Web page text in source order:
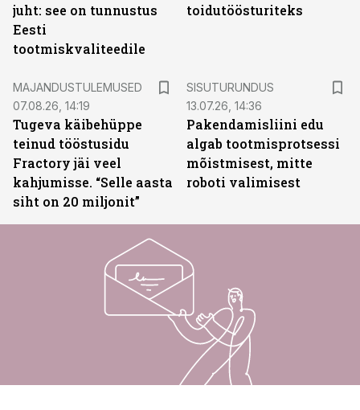
juht: see on tunnustus
Eesti
tootmiskvaliteedile
toidutöösturiteks
MAJANDUSTULEMUSED
07.08.26, 14:19
Tugeva käibehüppe
teinud tööstusidu
Fractory jäi veel
kahjumisse. “Selle aasta
siht on 20 miljonit”
SISUTURUNDUS
13.07.26, 14:36
Pakendamisliini edu
algab tootmisprotsessi
mõistmisest, mitte
roboti valimisest